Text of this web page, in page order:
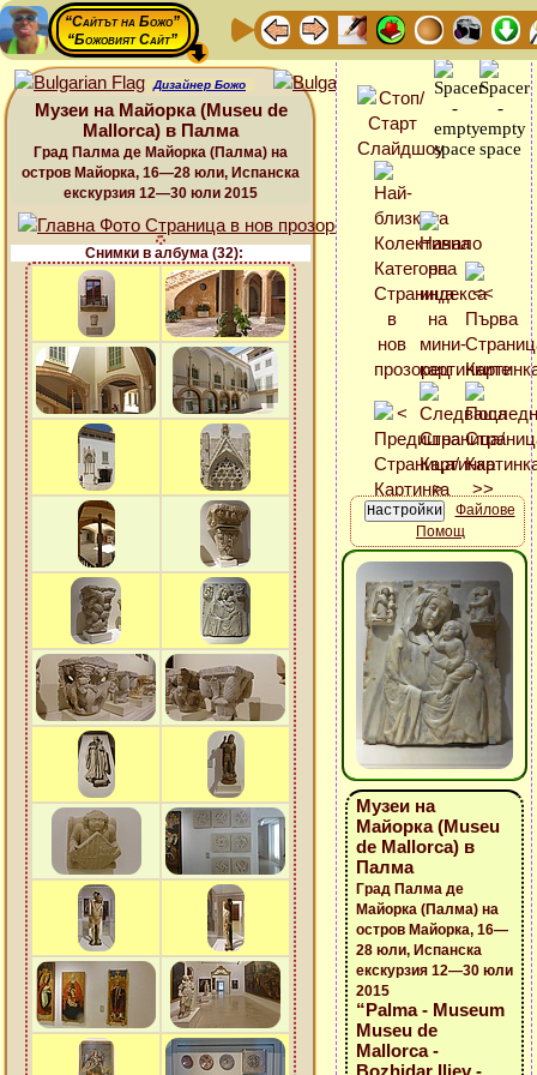
“Сайтът на Божо”
“Божовият Сайт”
Дизайнер Божо
Музеи на Майорка (Museu de
Mallorca) в Палма
Град Палма де Майорка (Палма) на
остров Майорка, 16—28 юли, Испанска
екскурзия 12—30 юли 2015
Снимки в албума (32):
Файлове
Помощ
Музеи на
Майорка (Museu
de Mallorca) в
Палма
Град Палма де
Майорка (Палма) на
остров Майорка, 16—
28 юли, Испанска
екскурзия 12—30 юли
2015
“Palma - Museum
Museu de
Mallorca -
Bozhidar Iliev -